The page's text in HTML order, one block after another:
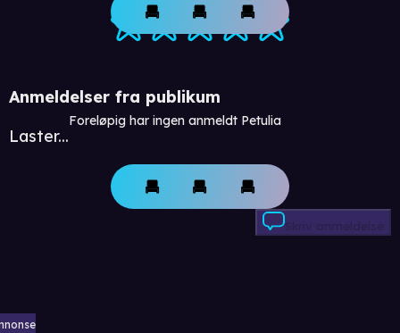
Anmeldelser fra publikum
Laster...
Foreløpig har ingen anmeldt Petulia
Skriv anmeldelse